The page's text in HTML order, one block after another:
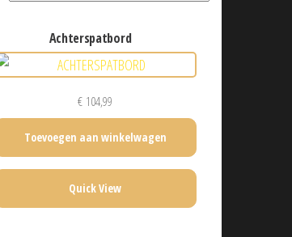
achterspatbord
€ 104,99
Toevoegen aan winkelwagen
Quick View